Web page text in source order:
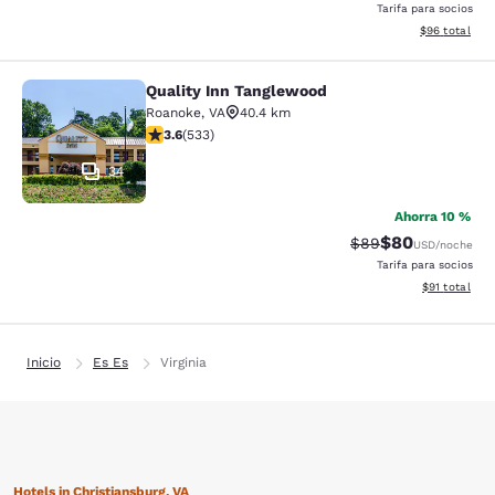
Tarifa para socios
Ver detalles
$96 total
Quality Inn Tanglewood
34
Quality Inn Tanglewood
Roanoke, VA
40.4 km
Calificación de 3.65 estrellas. Bueno. 533 reseñas
3.6(533)
Ahorra 10 %
Tarifa tachada:
$89Tarifa
$80USD/noche
Tarifa para socios
Ver detalles
$91 total
Inicio Es Es Virginia
Hotels in Christiansburg, VA